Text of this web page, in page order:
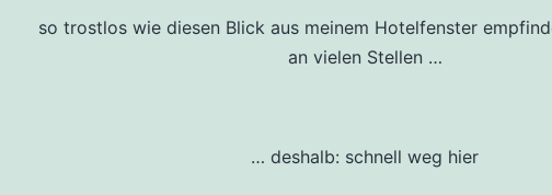
so trostlos wie diesen Blick aus meinem Hotelfenster
an vielen Stellen …
… deshalb: schnell weg hier